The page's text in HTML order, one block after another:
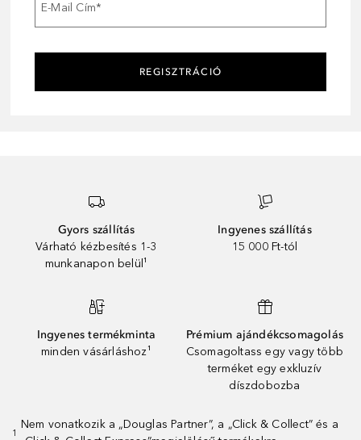
E-Mail Cím*
REGISZTRÁCIÓ
Gyors szállítás
Várható kézbesítés 1-3
munkanapon belül¹
Ingyenes szállítás
15 000 Ft-tól
Ingyenes termékminta
minden vásárláshoz¹
Prémium ajándékcsomagolás
Csomagoltass egy vagy több
terméket egy exkluzív
díszdobozba
1
Nem vonatkozik a „Douglas Partner”, a „Click & Collect” és a